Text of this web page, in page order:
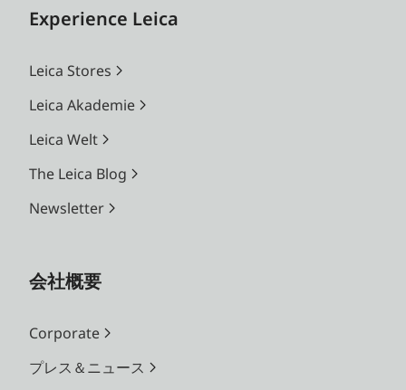
Experience Leica
Leica Stores
Leica Akademie
Leica Welt
The Leica Blog
Newsletter
会社概要
Corporate
プレス＆ニュース